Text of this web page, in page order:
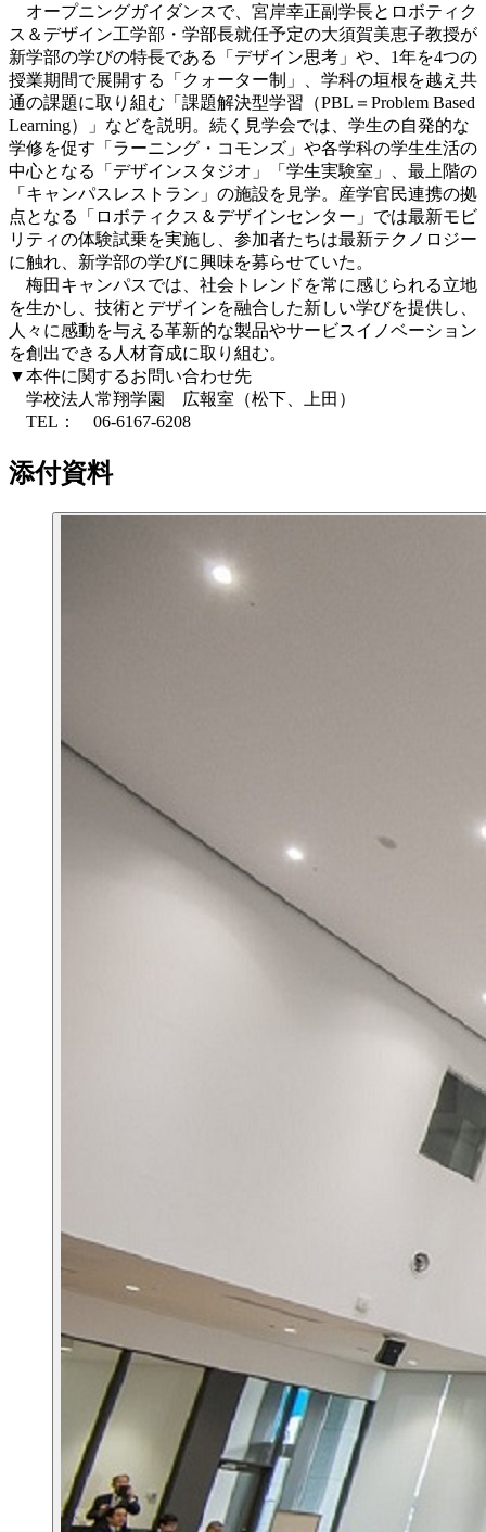
オープニングガイダンスで、宮岸幸正副学長とロボティク
ス＆デザイン工学部・学部長就任予定の大須賀美恵子教授が
新学部の学びの特長である「デザイン思考」や、1年を4つの
授業期間で展開する「クォーター制」、学科の垣根を越え共
通の課題に取り組む「課題解決型学習（PBL＝Problem Based
Learning）」などを説明。続く見学会では、学生の自発的な
学修を促す「ラーニング・コモンズ」や各学科の学生生活の
中心となる「デザインスタジオ」「学生実験室」、最上階の
「キャンパスレストラン」の施設を見学。産学官民連携の拠
点となる「ロボティクス＆デザインセンター」では最新モビ
リティの体験試乗を実施し、参加者たちは最新テクノロジー
に触れ、新学部の学びに興味を募らせていた。
梅田キャンパスでは、社会トレンドを常に感じられる立地
を生かし、技術とデザインを融合した新しい学びを提供し、
人々に感動を与える革新的な製品やサービスイノベーション
を創出できる人材育成に取り組む。
▼本件に関するお問い合わせ先
学校法人常翔学園 広報室（松下、上田）
TEL： 06-6167-6208
添付資料